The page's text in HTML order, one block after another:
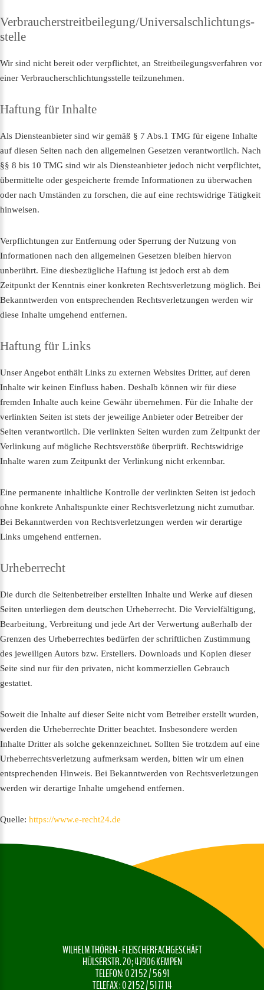
Verbraucher­streit­beilegung/Universal­schlichtungs­
stelle
Wir sind nicht bereit oder verpflichtet, an Streitbeilegungsverfahren vor
einer Verbraucherschlichtungsstelle teilzunehmen.
Haftung für Inhalte
Als Diensteanbieter sind wir gemäß § 7 Abs.1 TMG für eigene Inhalte
auf diesen Seiten nach den allgemeinen Gesetzen verantwortlich. Nach
§§ 8 bis 10 TMG sind wir als Diensteanbieter jedoch nicht verpflichtet,
übermittelte oder gespeicherte fremde Informationen zu überwachen
oder nach Umständen zu forschen, die auf eine rechtswidrige Tätigkeit
hinweisen.
Verpflichtungen zur Entfernung oder Sperrung der Nutzung von
Informationen nach den allgemeinen Gesetzen bleiben hiervon
unberührt. Eine diesbezügliche Haftung ist jedoch erst ab dem
Zeitpunkt der Kenntnis einer konkreten Rechtsverletzung möglich. Bei
Bekanntwerden von entsprechenden Rechtsverletzungen werden wir
diese Inhalte umgehend entfernen.
Haftung für Links
Unser Angebot enthält Links zu externen Websites Dritter, auf deren
Inhalte wir keinen Einfluss haben. Deshalb können wir für diese
fremden Inhalte auch keine Gewähr übernehmen. Für die Inhalte der
verlinkten Seiten ist stets der jeweilige Anbieter oder Betreiber der
Seiten verantwortlich. Die verlinkten Seiten wurden zum Zeitpunkt der
Verlinkung auf mögliche Rechtsverstöße überprüft. Rechtswidrige
Inhalte waren zum Zeitpunkt der Verlinkung nicht erkennbar.
Eine permanente inhaltliche Kontrolle der verlinkten Seiten ist jedoch
ohne konkrete Anhaltspunkte einer Rechtsverletzung nicht zumutbar.
Bei Bekanntwerden von Rechtsverletzungen werden wir derartige
Links umgehend entfernen.
Urheberrecht
Die durch die Seitenbetreiber erstellten Inhalte und Werke auf diesen
Seiten unterliegen dem deutschen Urheberrecht. Die Vervielfältigung,
Bearbeitung, Verbreitung und jede Art der Verwertung außerhalb der
Grenzen des Urheberrechtes bedürfen der schriftlichen Zustimmung
des jeweiligen Autors bzw. Erstellers. Downloads und Kopien dieser
Seite sind nur für den privaten, nicht kommerziellen Gebrauch
gestattet.
Soweit die Inhalte auf dieser Seite nicht vom Betreiber erstellt wurden,
werden die Urheberrechte Dritter beachtet. Insbesondere werden
Inhalte Dritter als solche gekennzeichnet. Sollten Sie trotzdem auf eine
Urheberrechtsverletzung aufmerksam werden, bitten wir um einen
entsprechenden Hinweis. Bei Bekanntwerden von Rechtsverletzungen
werden wir derartige Inhalte umgehend entfernen.
Quelle: https://www.e-recht24.de
WILHELM THÖREN - FLEISCHERFACHGESCHÄFT
HÜLSERSTR. 20; 47906 KEMPEN
TELEFON: 0 21 52 / 56 91
TELEFAX : 0 21 52 / 51 77 14